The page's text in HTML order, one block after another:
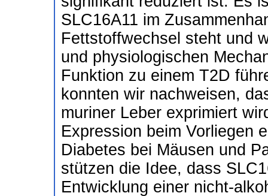
SLC16A11 im
Fettstoffwechsel steht und
und physiologischen
Funktion zu einem T2D
konnten wir nachweisen,
muriner Leber exprimiert
Expression beim Vorliegen
Diabetes bei Mäusen und
stützen die Idee, dass
Entwicklung einer nicht-